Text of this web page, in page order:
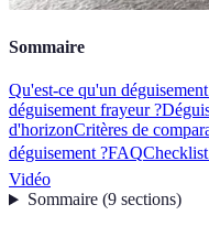
Sommaire
Qu'est-ce qu'un
déguisement frayeur ?
d'horizonCritères de
déguisement ?FAQ
Vidéo
Sommaire(9 sections)